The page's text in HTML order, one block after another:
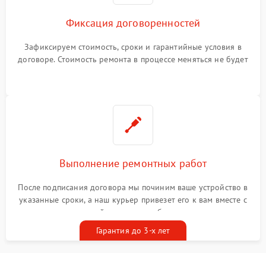
Фиксация договоренностей
Зафиксируем стоимость, сроки и гарантийные условия в
договоре. Стоимость ремонта в процессе меняться не будет
Выполнение ремонтных работ
После подписания договора мы починим ваше устройство в
указанные сроки, а наш курьер привезет его к вам вместе с
гарантийным талоном бесплатно
Гарантия до 3-х лет